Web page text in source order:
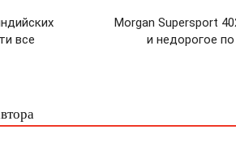
все
Morgan Supersport
и недорогое